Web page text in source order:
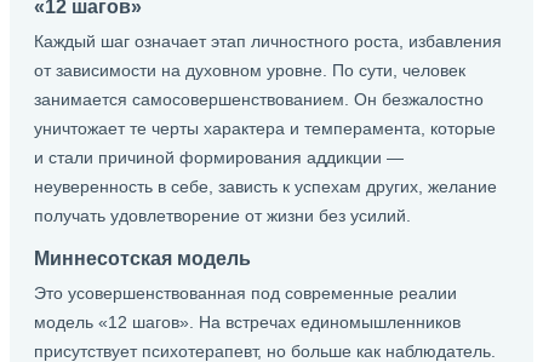
«12 шагов»
Каждый шаг означает этап личностного роста, избавления
от зависимости на духовном уровне. По сути, человек
занимается самосовершенствованием. Он безжалостно
уничтожает те черты характера и темперамента, которые
и стали причиной формирования аддикции —
неуверенность в себе, зависть к успехам других, желание
получать удовлетворение от жизни без усилий.
Миннесотская модель
Это усовершенствованная под современные реалии
модель «12 шагов». На встречах единомышленников
присутствует психотерапевт, но больше как наблюдатель.